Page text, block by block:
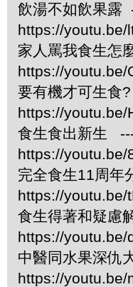
飲湯不如飲果露
https://youtu.be/
家人罵我食生怎
https://youtu.be/
要有機才可生食
https://youtu.be/
食生食出新生
https://youtu.be/
完全食生11周年
https://youtu.be/
食生得著和疑慮
https://youtu.be/
中醫同水果深仇
https://youtu.be/